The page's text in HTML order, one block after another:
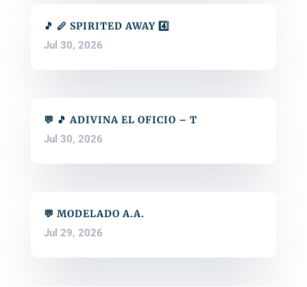
🎵 🪈 SPIRITED AWAY 4️⃣
Jul 30, 2026
💬 🎵 ADIVINA EL OFICIO – T
Jul 30, 2026
💬 MODELADO A.A.
Jul 29, 2026